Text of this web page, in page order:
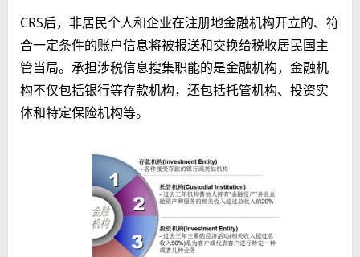
CRS后，非居民个人和企业在注册地金融机构开立的、符
合一定条件的账户信息将被报送和交换给税收居民国主
管当局。承担涉税信息搜集职能的是金融机构，金融机
构不仅包括银行等存款机构，还包括托管机构、投资实
体和特定保险机构等。